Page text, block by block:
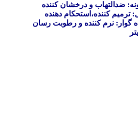
ضدالتهاب و درخشان کننده
ترمیم کننده،استحکام دهنده
گوار: نرم کننده و رطوبت رسان